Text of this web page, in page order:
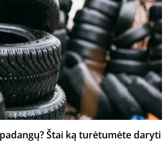
Štai ką turėtumėte daryti